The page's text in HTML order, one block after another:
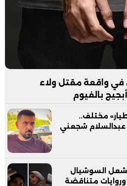
واقعة مقتل ولاء
بالفيوم
مختلف..
شجعني
تشعل السوشيال
متناقضة